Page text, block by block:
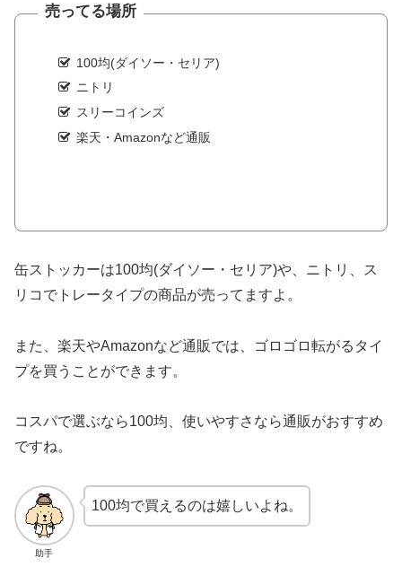
売ってる場所
100均(ダイソー・セリア)
ニトリ
スリーコインズ
楽天・Amazonなど通販
缶ストッカーは100均(ダイソー・セリア)や、ニトリ、ス
リコでトレータイプの商品が売ってますよ。
また、楽天やAmazonなど通販では、ゴロゴロ転がるタイ
プを買うことができます。
コスパで選ぶなら100均、使いやすさなら通販がおすすめ
ですね。
助手
100均で買えるのは嬉しいよね。